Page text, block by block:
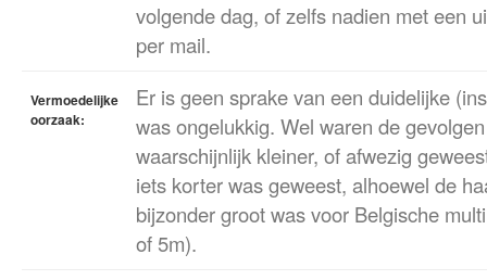
volgende dag, of zelfs nadien met een
per mail.
Vermoedelijke
oorzaak:
Er is geen sprake van een duidelijke
was ongelukkig. Wel waren de
waarschijnlijk kleiner, of afwezig
iets korter was geweest, alhoewel de
bijzonder groot was voor Belgische
of 5m).